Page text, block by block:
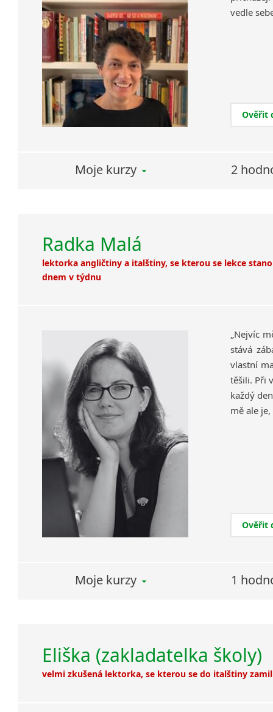
vedle
Ověřit
Moje kurzy 2
Radka Malá
lektorka angličtiny a italštiny, se kterou se lekce
dnem v týdnu
„Nejvíc
stává
vlastní
těšili. Při
každý
mě ale
Ověřit
Moje kurzy 1
Eliška (zakladatelka školy)
velmi zkušená lektorka, se kterou se do italštiny